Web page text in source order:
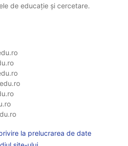
de educație și cercetare.
la prelucrarea de date